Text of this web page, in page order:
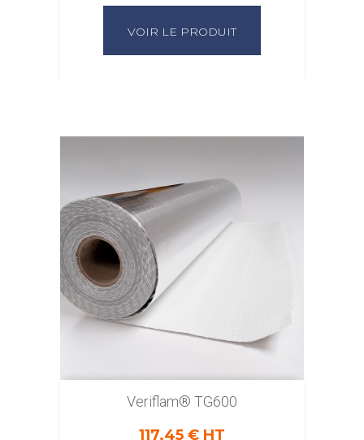
VOIR LE PRODUIT
Veriflam® TG600
117.45 € HT